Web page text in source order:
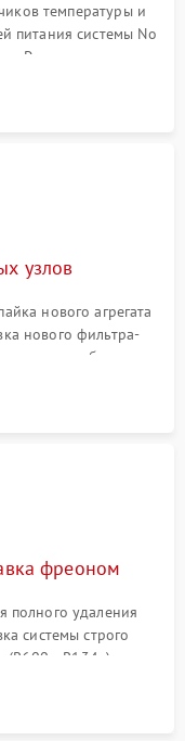
температуры и
питания системы No
Ремонт или замена
узлов
нового агрегата
нового фильтра-
обдува,
дверных петель.
фреоном
полного удаления
системы строго
R134a) по
давления в системе.